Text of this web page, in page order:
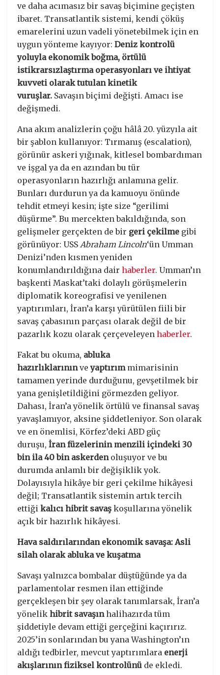
ve daha acımasız bir savaş biçimine geçişten
ibaret. Transatlantik sistemi, kendi çöküş
emarelerini uzun vadeli yönetebilmek için en
uygun yönteme kayıyor: Deniz kontrolü
yoluyla ekonomik boğma, örtülü
istikrarsızlaştırma operasyonları ve ihtiyat
kuvveti olarak tutulan kinetik
vuruşlar. Savaşın biçimi değişti. Amacı ise
değişmedi.
Ana akım analizlerin çoğu hâlâ 20. yüzyıla ait
bir şablon kullanıyor: Tırmanış (escalation),
görünür askeri yığınak, kitlesel bombardıman
ve işgal ya da en azından bu tür
operasyonların hazırlığı anlamına gelir.
Bunları durdurun ya da kamuoyu önünde
tehdit etmeyi kesin; işte size “gerilimi
düşürme”. Bu mercekten bakıldığında, son
gelişmeler gerçekten de bir geri çekilme gibi
görünüyor: USS Abraham Lincoln‘ün Umman
Denizi’nden kısmen yeniden
konumlandırıldığına dair haberler. Umman’ın
başkenti Maskat’taki dolaylı görüşmelerin
diplomatik koreografisi ve yenilenen
yaptırımları, İran’a karşı yürütülen fiili bir
savaş çabasının parçası olarak değil de bir
pazarlık kozu olarak çerçeveleyen haberler.
Fakat bu okuma, abluka
hazırlıklarınınveyaptırımmimarisinin
tamamen yerinde durduğunu, gevşetilmek bir
yana genişletildiğini görmezden geliyor.
Dahası, İran’a yönelik örtülü ve finansal savaş
yavaşlamıyor, aksine şiddetleniyor. Son olarak
ve en önemlisi, Körfez’deki ABD güç
duruşu, İran füzelerinin menzili içindeki 30
bin ila 40 bin askerdenoluşuyor ve bu
durumda anlamlı bir değişiklik yok.
Dolayısıyla hikâye bir geri çekilme hikâyesi
değil; Transatlantik sistemin artık tercih
ettiği kalıcı hibrit savaş koşullarına yönelik
açık bir hazırlık hikâyesi.
Hava saldırılarından ekonomik savaşa: Asli
silah olarak abluka ve kuşatma
Savaşı yalnızca bombalar düştüğünde ya da
parlamentolar resmen ilan ettiğinde
gerçekleşen bir şey olarak tanımlarsak, İran’a
yönelik hibrit savaşınhalihazırda tüm
şiddetiyle devam ettiği gerçeğini kaçırırız.
2025’in sonlarından bu yana Washington’ın
aldığı tedbirler, mevcut yaptırımlara enerji
akışlarının fiziksel kontrolünü de ekledi.